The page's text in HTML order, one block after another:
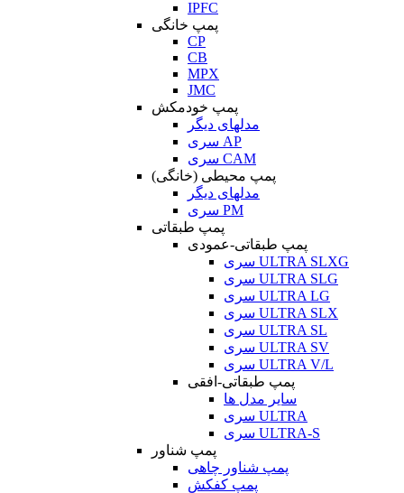
IPFC
پمپ خانگی
CP
CB
MPX
JMC
پمپ خودمکش
مدلهای دیگر
سری AP
سری CAM
پمپ محیطی (خانگی)
مدلهای دیگر
سری PM
پمپ طبقاتی
پمپ طبقاتی-عمودی
سری ULTRA SLXG
سری ULTRA SLG
سری ULTRA LG
سری ULTRA SLX
سری ULTRA SL
سری ULTRA SV
سری ULTRA V/L
پمپ طبقاتی-افقی
سایر مدل ها
سری ULTRA
سری ULTRA-S
پمپ شناور
پمپ شناور چاهی
پمپ کفکش